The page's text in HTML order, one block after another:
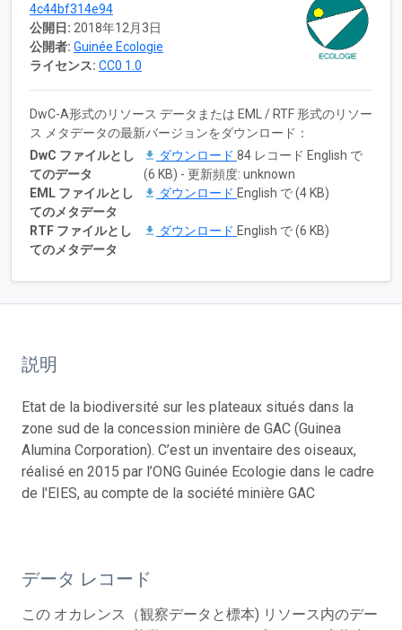
4c44bf314e94
公開日: 2018年12月3日
公開者: Guinée Ecologie
ライセンス: CC0 1.0
DwC-A形式のリソース データまたは EML / RTF 形式のリソー
ス メタデータの最新バージョンをダウンロード：
DwC ファイルとし
てのデータ
ダウンロード 84 レコード English で
(6 KB) - 更新頻度: unknown
EML ファイルとし
てのメタデータ
ダウンロード English で (4 KB)
RTF ファイルとし
てのメタデータ
ダウンロード English で (6 KB)
説明
Etat de la biodiversité sur les plateaux situés dans la
zone sud de la concession minière de GAC (Guinea
Alumina Corporation). C’est un inventaire des oiseaux,
réalisé en 2015 par l’ONG Guinée Ecologie dans le cadre
de l'EIES, au compte de la société minière GAC
データ レコード
この オカレンス（観察データと標本) リソース内のデー